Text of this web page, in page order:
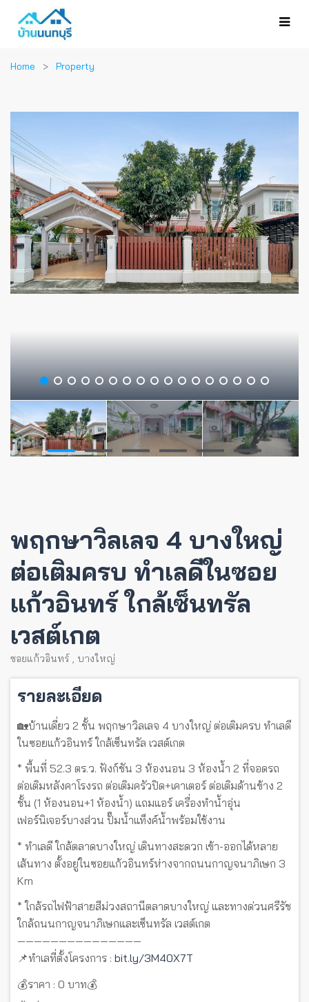
Home Property
พฤกษาวิลเลจ 4 บางใหญ่
ต่อเติมครบ ทำเลดีในซอย
แก้วอินทร์ ใกล้เซ็นทรัล
เวสต์เกต
ซอยแก้วอินทร์ , บางใหญ่
รายละเอียด
🏡บ้านเดี่ยว 2 ชั้น พฤกษาวิลเลจ 4 บางใหญ่ ต่อเติมครบ ทำเลดี
ในซอยแก้วอินทร์ ใกล้เซ็นทรัล เวสต์เกต
* พื้นที่ 52.3 ตร.ว. ฟังก์ชัน 3 ห้องนอน 3 ห้องน้ำ 2 ที่จอดรถ
ต่อเติมหลังคาโรงรถ ต่อเติมครัวปิด+เคาเตอร์ ต่อเติมด้านข้าง 2
ชั้น (1 ห้องนอน+1 ห้องน้ำ) แถมแอร์ เครื่องทำน้ำอุ่น
เฟอร์นิเจอร์บางส่วน ปั๊มน้ำแท็งค์น้ำพร้อมใช้งาน
* ทำเลดี ใกล้ตลาดบางใหญ่ เดินทางสะดวก เข้า-ออกได้หลาย
เส้นทาง ตั้งอยู่ในซอยแก้วอินทร์ห่างจากถนนกาญจนาภิเษก 3
Km
* ใกล้รถไฟฟ้าสายสีม่วงสถานีตลาดบางใหญ่ และทางด่วนศรีรัช
ใกล้ถนนกาญจนาภิเษกและเซ็นทรัล เวสต์เกต
———————————————
📌ทำเลที่ตั้งโครงการ : bit.ly/3M40X7T
💰ราคา : 0 บาท💰